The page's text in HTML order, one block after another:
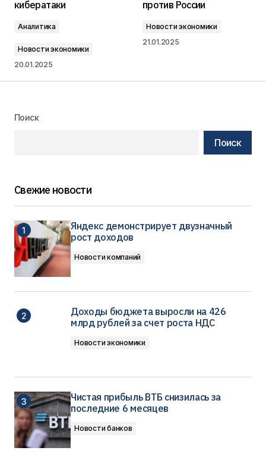
кибератаки
Аналитика
Новости экономики
20.01.2025
против России
Новости экономики
21.01.2025
Поиск
Поиск
Свежие новости
Яндекс демонстрирует двузначный
рост доходов
Новости компаний
Доходы бюджета выросли на 426
млрд рублей за счет роста НДС
Новости экономики
Чистая прибыль ВТБ снизилась за
последние 6 месяцев
Новости банков